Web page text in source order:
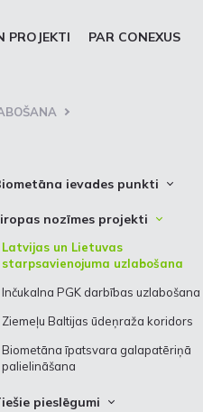
PROJEKTI PAR CONEXUS
ievades punkti
Biometāna ievades punkta lietošanas
kārtība
nozīmes projekti
Latvijas un Lietuvas
starpsavienojuma uzlabošana
Inčukalna PGK darbības uzlabošana
Ziemeļu Baltijas ūdeņraža koridors
Biometāna īpatsvara galapatēriņā
palielināšana
pieslēgumi